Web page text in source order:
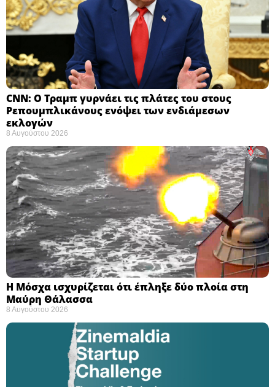
CNN: Ο Τραμπ γυρνάει τις πλάτες του στους
Ρεπουμπλικάνους ενόψει των ενδιάμεσων
εκλογών ​
8 Αυγούστου 2026
Η Μόσχα ισχυρίζεται ότι έπληξε δύο πλοία στη
Μαύρη Θάλασσα ​
8 Αυγούστου 2026